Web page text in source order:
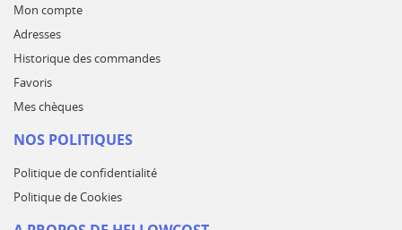
Mon compte
Adresses
Historique des commandes
Favoris
Mes chèques
NOS POLITIQUES
Politique de confidentialité
Politique de Cookies